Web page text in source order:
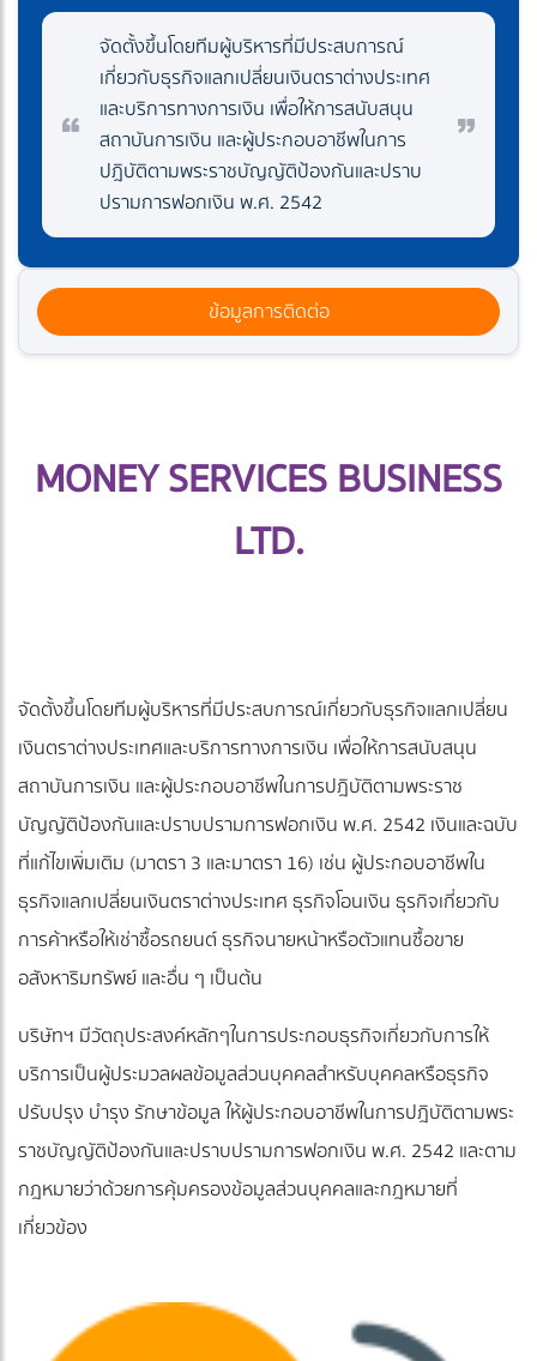
จัดตั้งขึ้นโดยทีมผู้บริหารที่มีประสบการณ์
เกี่ยวกับธุรกิจแลกเปลี่ยนเงินตราต่างประเทศ
และบริการทางการเงิน เพื่อให้การสนับสนุน
สถาบันการเงิน และผู้ประกอบอาชีพในการ
ปฎิบัติตามพระราชบัญญัติป้องกันและปราบ
ปรามการฟอกเงิน พ.ศ. 2542
ข้อมูลการติดต่อ
MONEY SERVICES BUSINESS
LTD.
จัดตั้งขึ้นโดยทีมผู้บริหารที่มีประสบการณ์เกี่ยวกับธุรกิจแลกเปลี่ยน
เงินตราต่างประเทศและบริการทางการเงิน เพื่อให้การสนับสนุน
สถาบันการเงิน และผู้ประกอบอาชีพในการปฎิบัติตามพระราช
บัญญัติป้องกันและปราบปรามการฟอกเงิน พ.ศ. 2542 เงินและฉบับ
ที่แก้ไขเพิ่มเติม (มาตรา 3 และมาตรา 16) เช่น ผู้ประกอบอาชีพใน
ธุรกิจแลกเปลี่ยนเงินตราต่างประเทศ ธุรกิจโอนเงิน ธุรกิจเกี่ยวกับ
การค้าหรือให้เช่าซื้อรถยนต์ ธุรกิจนายหน้าหรือตัวแทนซื้อขาย
อสังหาริมทรัพย์ และอื่น ๆ เป็นต้น
บริษัทฯ มีวัตถุประสงค์หลักๆในการประกอบธุรกิจเกี่ยวกับการให้
บริการเป็นผู้ประมวลผลข้อมูลส่วนบุคคลสำหรับบุคคลหรือธุรกิจ
ปรับปรุง บำรุง รักษาข้อมูล ให้ผู้ประกอบอาชีพในการปฎิบัติตามพระ
ราชบัญญัติป้องกันและปราบปรามการฟอกเงิน พ.ศ. 2542 และตาม
กฎหมายว่าด้วยการคุ้มครองข้อมูลส่วนบุคคลและกฎหมายที่
เกี่ยวข้อง